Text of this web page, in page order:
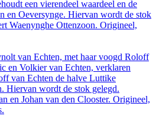
een vierendeel waardeel en de
en Oeversynge. Hiervan wordt de stok
Waenynghe Ottenzoon. Origineel,
van Echten, met haar voogd Roloff
en Volkier van Echten, verklaren
van Echten de halve Luttike
Hiervan wordt de stok gelegd.
en Johan van den Clooster. Origineel,